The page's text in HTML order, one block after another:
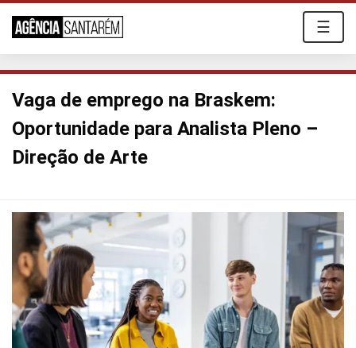
☰
Vaga de emprego na Braskem:
Oportunidade para Analista Pleno –
Direção de Arte